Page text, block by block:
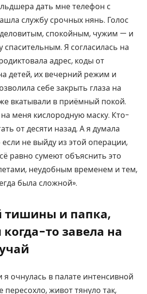
дать мне телефон с
службу срочных нянь. Голос
спокойным, чужим — и
Я согласилась на
адрес, коды от
детей, их вечерний режим и
себе закрыть глаза на
вкатывали в приёмный покой.
меня кислородную маску. Кто-
от десяти назад. А я думала
не выйду из этой операции,
равно сумеют объяснить это
неудобным временем и тем,
была сложной».
тишины и папка,
то завела на
очнулась в палате интенсивной
пересохло, живот тянуло так,